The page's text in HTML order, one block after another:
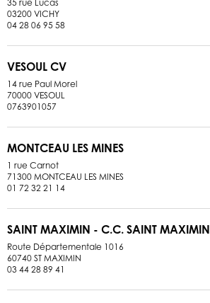
35 rue Lucas
03200 VICHY
04 28 06 95 58
VESOUL CV
14 rue Paul Morel
70000 VESOUL
0763901057
MONTCEAU LES MINES
1 rue Carnot
71300 MONTCEAU LES MINES
01 72 32 21 14
SAINT MAXIMIN - C.C. SAINT MAXIMIN
Route Départementale 1016
60740 ST MAXIMIN
03 44 28 89 41